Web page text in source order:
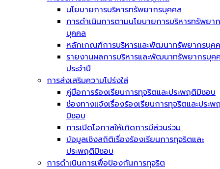
นโยบายการบริหารทรัพยากรบุคคล
การดำเนินการตามนโยบายการบริหารทรัพยา
บุคคล
หลักเกณฑ์การบริหารและพัฒนาทรัพยากรบุค
รายงานผลการบริหารและพัฒนาทรัพยากรบุค
ประจำปี
การส่งเสริมความโปร่งใส่
คู่มือการร้องเรียนการทุจริตและประพฤติมิชอบ
ช่องทางแจ้งเรื่องร้องเรียนการทุจริตและประพ
มิชอบ
การเปิดโอกาสให้เกิดการมีส่วนร่วม
ข้อมูลเชิงสถิติเรื่องร้องเรียนการทุจริตและ
ประพฤติมิชอบ
การดำเนินการเพื่อป้องกันการทุจริต